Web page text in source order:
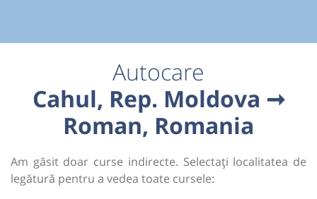
Autocare
Cahul, Rep. Moldova ➞
Roman, Romania
Am găsit doar curse indirecte. Selectați localitatea de
legătură pentru a vedea toate cursele: